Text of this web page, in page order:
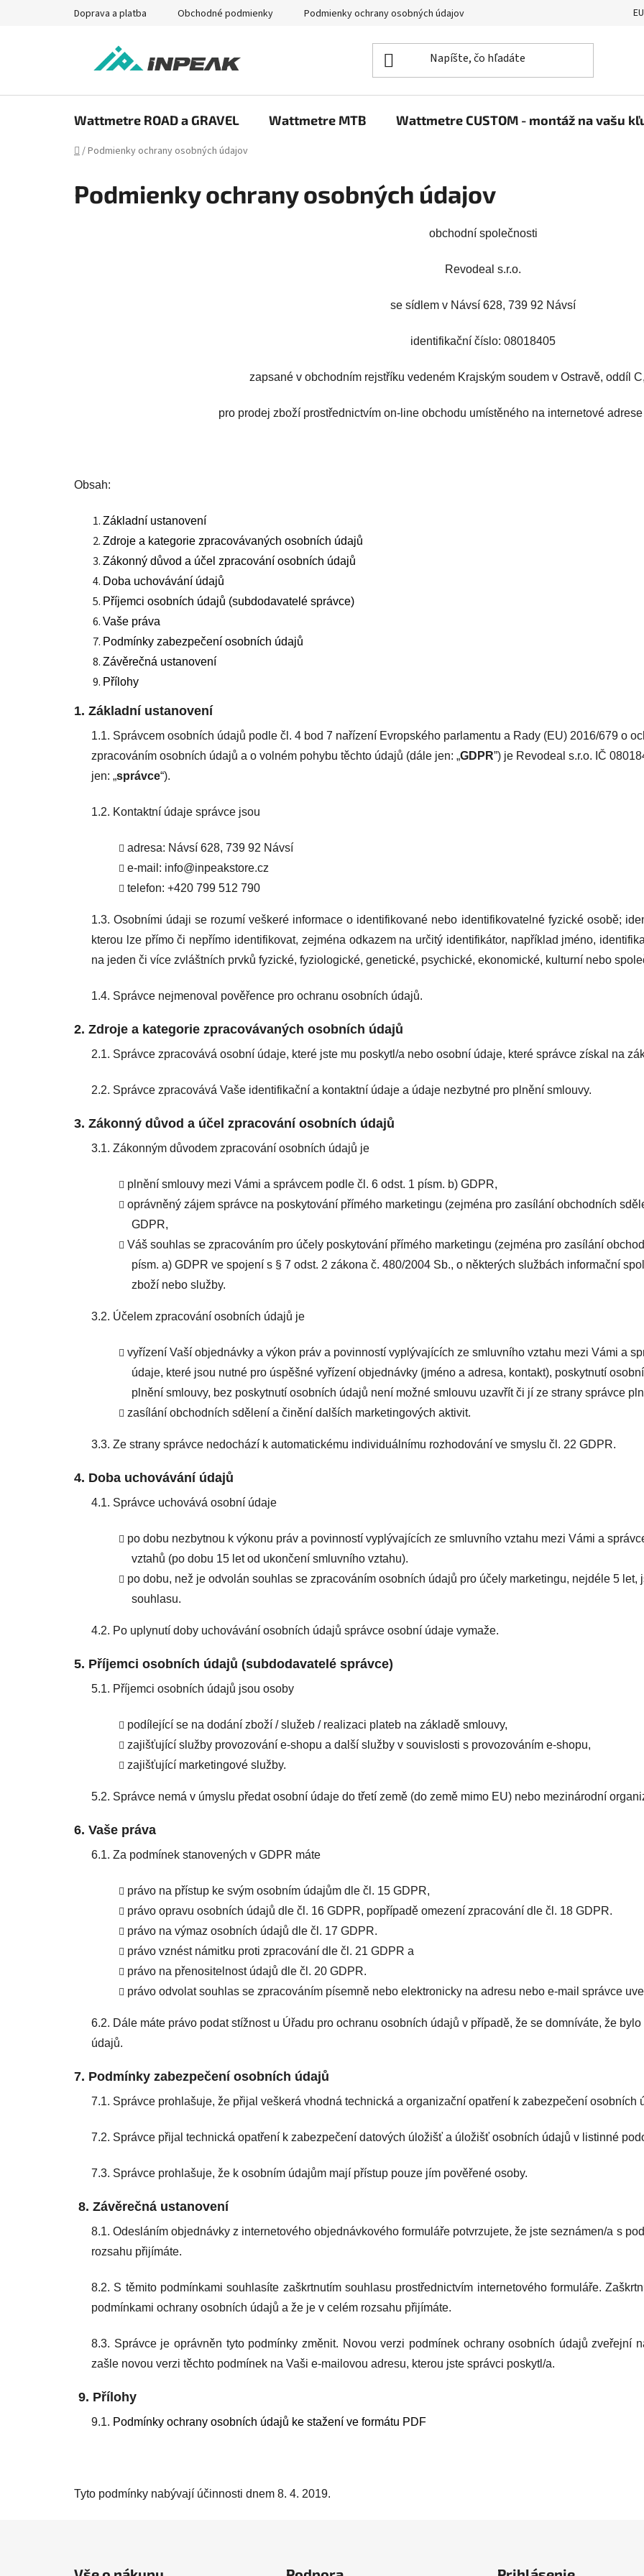
Doprava a platba Obchodné podmienky Podmienky ochrany osobných údajov
Wattmetre ROAD a GRAVEL Wattmetre MTB Wattmetre CUSTOM - montáž na vašu
Domov
/Podmienky ochrany osobných údajov
Podmienky ochrany osobných údajov
obchodní společnosti
Revodeal s.r.o.
se sídlem v Návsí 628, 739 92 Návsí
identifikační číslo: 08018405
zapsané v obchodním rejstříku vedeném Krajským soudem v Ostravě, oddíl
pro prodej zboží prostřednictvím on-line obchodu umístěného na internetové
Obsah:
Základní ustanovení
Zdroje a kategorie zpracovávaných osobních údajů
Zákonný důvod a účel zpracování osobních údajů
Doba uchovávání údajů
Příjemci osobních údajů (subdodavatelé správce)
Vaše práva
Podmínky zabezpečení osobních údajů
Závěrečná ustanovení
Přílohy
1. Základní ustanovení
1.1. Správcem osobních údajů podle čl. 4 bod 7 nařízení Evropského parlamentu a Rady (EU) 2016/679 o
zpracováním osobních údajů a o volném pohybu těchto údajů (dále jen: „GDPR”) je Revodeal s.r.o. IČ
jen: „správce“).
1.2. Kontaktní údaje správce jsou
adresa: Návsí 628, 739 92 Návsí
e-mail: info@inpeakstore.cz
telefon: +420 799 512 790
1.3. Osobními údaji se rozumí veškeré informace o identifikované nebo identifikovatelné fyzické osobě;
kterou lze přímo či nepřímo identifikovat, zejména odkazem na určitý identifikátor, například jméno,
na jeden či více zvláštních prvků fyzické, fyziologické, genetické, psychické, ekonomické, kulturní nebo
1.4. Správce nejmenoval pověřence pro ochranu osobních údajů.
2. Zdroje a kategorie zpracovávaných osobních údajů
2.1. Správce zpracovává osobní údaje, které jste mu poskytl/a nebo osobní údaje, které správce získal na
2.2. Správce zpracovává Vaše identifikační a kontaktní údaje a údaje nezbytné pro plnění smlouvy.
3. Zákonný důvod a účel zpracování osobních údajů
3.1. Zákonným důvodem zpracování osobních údajů je
plnění smlouvy mezi Vámi a správcem podle čl. 6 odst. 1 písm. b) GDPR,
oprávněný zájem správce na poskytování přímého marketingu (zejména pro zasílání obchodních
GDPR,
Váš souhlas se zpracováním pro účely poskytování přímého marketingu (zejména pro zasílání
písm. a) GDPR ve spojení s § 7 odst. 2 zákona č. 480/2004 Sb., o některých službách informační
zboží nebo služby.
3.2. Účelem zpracování osobních údajů je
vyřízení Vaší objednávky a výkon práv a povinností vyplývajících ze smluvního vztahu mezi Vámi a
údaje, které jsou nutné pro úspěšné vyřízení objednávky (jméno a adresa, kontakt), poskytnutí
plnění smlouvy, bez poskytnutí osobních údajů není možné smlouvu uzavřít či jí ze strany správce
zasílání obchodních sdělení a činění dalších marketingových aktivit.
3.3. Ze strany správce nedochází k automatickému individuálnímu rozhodování ve smyslu čl. 22 GDPR.
4. Doba uchovávání údajů
4.1. Správce uchovává osobní údaje
po dobu nezbytnou k výkonu práv a povinností vyplývajících ze smluvního vztahu mezi Vámi a
vztahů (po dobu 15 let od ukončení smluvního vztahu).
po dobu, než je odvolán souhlas se zpracováním osobních údajů pro účely marketingu, nejdéle 5
souhlasu.
4.2. Po uplynutí doby uchovávání osobních údajů správce osobní údaje vymaže.
5. Příjemci osobních údajů (subdodavatelé správce)
5.1. Příjemci osobních údajů jsou osoby
podílející se na dodání zboží / služeb / realizaci plateb na základě smlouvy,
zajišťující služby provozování e-shopu a další služby v souvislosti s provozováním e-shopu,
zajišťující marketingové služby.
5.2. Správce nemá v úmyslu předat osobní údaje do třetí země (do země mimo EU) nebo mezinárodní
6. Vaše práva
6.1. Za podmínek stanovených v GDPR máte
právo na přístup ke svým osobním údajům dle čl. 15 GDPR,
právo opravu osobních údajů dle čl. 16 GDPR, popřípadě omezení zpracování dle čl. 18 GDPR.
právo na výmaz osobních údajů dle čl. 17 GDPR.
právo vznést námitku proti zpracování dle čl. 21 GDPR a
právo na přenositelnost údajů dle čl. 20 GDPR.
právo odvolat souhlas se zpracováním písemně nebo elektronicky na adresu nebo e-mail správce
6.2. Dále máte právo podat stížnost u Úřadu pro ochranu osobních údajů v případě, že se domníváte, že
údajů.
7. Podmínky zabezpečení osobních údajů
7.1. Správce prohlašuje, že přijal veškerá vhodná technická a organizační opatření k zabezpečení osobních
7.2. Správce přijal technická opatření k zabezpečení datových úložišť a úložišť osobních údajů v listinné
7.3. Správce prohlašuje, že k osobním údajům mají přístup pouze jím pověřené osoby.
8. Závěrečná ustanovení
8.1. Odesláním objednávky z internetového objednávkového formuláře potvrzujete, že jste seznámen/a s
rozsahu přijímáte.
8.2. S těmito podmínkami souhlasíte zaškrtnutím souhlasu prostřednictvím internetového formuláře.
podmínkami ochrany osobních údajů a že je v celém rozsahu přijímáte.
8.3. Správce je oprávněn tyto podmínky změnit. Novou verzi podmínek ochrany osobních údajů zveřejní
zašle novou verzi těchto podmínek na Vaši e-mailovou adresu, kterou jste správci poskytl/a.
9. Přílohy
9.1. Podmínky ochrany osobních údajů ke stažení ve formátu PDF
Tyto podmínky nabývají účinnosti dnem 8. 4. 2019.